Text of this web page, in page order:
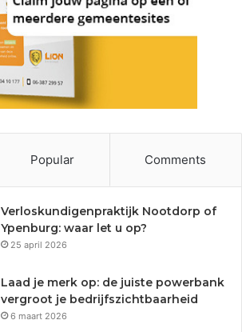
Popular Comments
Verloskundigenpraktijk Nootdorp of
Ypenburg: waar let u op?
25 april 2026
Laad je merk op: de juiste powerbank
vergroot je bedrijfszichtbaarheid
6 maart 2026